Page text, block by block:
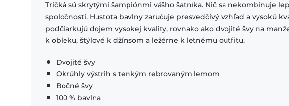
Tričká sú skrytými šampiónmi vášho šatníka. Nič sa nekombinuje
spoločnosti. Hustota bavlny zaručuje presvedčivý vzhľad a vysokú
podčiarkujú dojem vysokej kvality, rovnako ako dvojité švy na
k obleku, štýlové k džínsom a ležérne k letnému outfitu.
Dvojité švy
Okrúhly výstrih s tenkým rebrovaným lemom
Bočné švy
100 % bavlna